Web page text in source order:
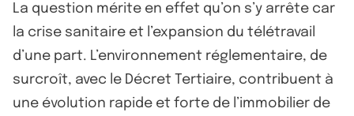
La question mérite en effet qu’on s’y arrête car
la crise sanitaire et l’expansion du télétravail
d’une part. L’environnement réglementaire, de
surcroît, avec le Décret Tertiaire, contribuent à
une évolution rapide et forte de l’immobilier de